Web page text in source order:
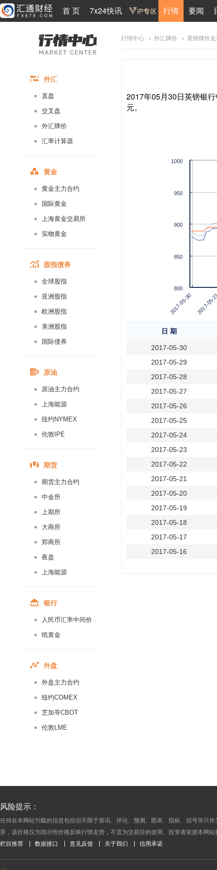
首 页 7x24快讯 行情 要闻
外汇
直盘
交叉盘
外汇牌价
汇率计算器
黄金
黄金主力合约
国际黄金
上海黄金交易所
实物黄金
股指债券
全球股指
亚洲股指
欧洲股指
美洲股指
国际债券
原油
原油主力合约
上海能源
纽约NYMEX
伦敦IPE
期货
期货主力合约
中金所
上期所
大商所
郑商所
夜盘
上海能源
银行
人民币汇率中间价
纸黄金
外盘
外盘主力合约
纽约COMEX
芝加哥CBOT
伦敦LME
行情中心 > 外汇牌价 > 英镑牌价
2017年05月30日英镑银
元。
2017-05-30 2017-
850
900
950
1000
800
日 期
2017-05-30
2017-05-29
2017-05-28
2017-05-27
2017-05-26
2017-05-25
2017-05-24
2017-05-23
2017-05-22
2017-05-21
2017-05-20
2017-05-19
2017-05-18
2017-05-17
2017-05-16
2016-09-01
2016-08-29
2016-08-26
风险提示：
任何在本网站刊载的信息包括但不限于资讯、评论、预测、图表、指标、信号等只
异，该价格仅为指示性价格反映行情走势，不宜为交易目的使用。投资者依据本网
栏目推荐 数据接口 意见反馈 关于我们 信用承诺